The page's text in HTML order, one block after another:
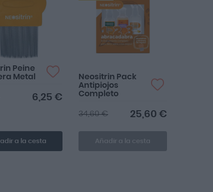
Peine
Metal
6,25 €
a la cesta
Ideal para la vuelta al
cole.
Neositrin Pack
Antipiojos
Completo
25,60 €
34,60 €
Añadir a la cesta